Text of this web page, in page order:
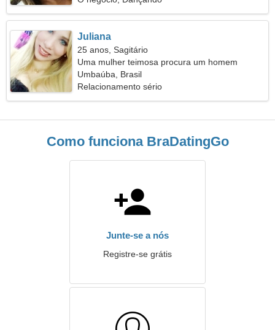
Juliana
25 anos, Sagitário
Uma mulher teimosa procura um homem
Umbaúba, Brasil
Relacionamento sério
Como funciona BraDatingGo
Junte-se a nós
Registre-se grátis